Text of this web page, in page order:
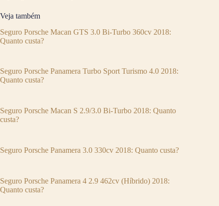
Veja também
Seguro Porsche Macan GTS 3.0 Bi-Turbo 360cv 2018:
Quanto custa?
Seguro Porsche Panamera Turbo Sport Turismo 4.0 2018:
Quanto custa?
Seguro Porsche Macan S 2.9/3.0 Bi-Turbo 2018: Quanto
custa?
Seguro Porsche Panamera 3.0 330cv 2018: Quanto custa?
Seguro Porsche Panamera 4 2.9 462cv (Híbrido) 2018:
Quanto custa?